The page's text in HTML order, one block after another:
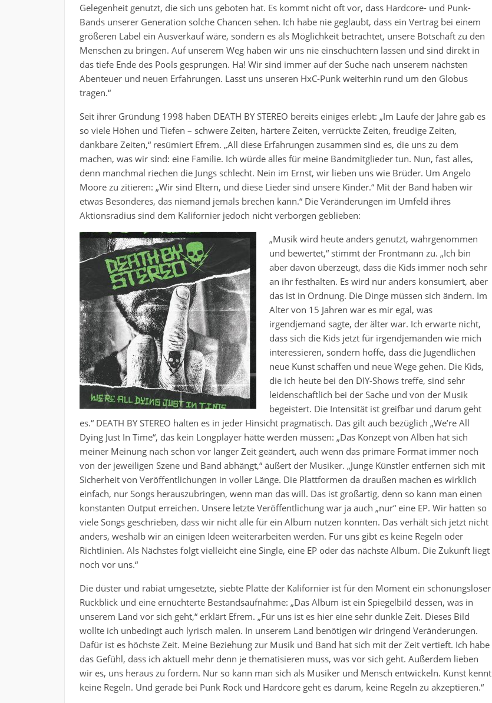
Gelegenheit genutzt, die sich uns geboten hat. Es kommt nicht oft vor, dass Hardcore- und Punk-
Bands unserer Generation solche Chancen sehen. Ich habe nie geglaubt, dass ein Vertrag bei einem
größeren Label ein Ausverkauf wäre, sondern es als Möglichkeit betrachtet, unsere Botschaft zu den
Menschen zu bringen. Auf unserem Weg haben wir uns nie einschüchtern lassen und sind direkt in
das tiefe Ende des Pools gesprungen. Ha! Wir sind immer auf der Suche nach unserem nächsten
Abenteuer und neuen Erfahrungen. Lasst uns unseren HxC-Punk weiterhin rund um den Globus
tragen.“
Seit ihrer Gründung 1998 haben DEATH BY STEREO bereits einiges erlebt: „Im Laufe der Jahre gab es
so viele Höhen und Tiefen – schwere Zeiten, härtere Zeiten, verrückte Zeiten, freudige Zeiten,
dankbare Zeiten,“ resümiert Efrem. „All diese Erfahrungen zusammen sind es, die uns zu dem
machen, was wir sind: eine Familie. Ich würde alles für meine Bandmitglieder tun. Nun, fast alles,
denn manchmal riechen die Jungs schlecht. Nein im Ernst, wir lieben uns wie Brüder. Um Angelo
Moore zu zitieren: „Wir sind Eltern, und diese Lieder sind unsere Kinder.“ Mit der Band haben wir
etwas Besonderes, das niemand jemals brechen kann.“ Die Veränderungen im Umfeld ihres
Aktionsradius sind dem Kalifornier jedoch nicht verborgen geblieben:
„Musik wird heute anders genutzt, wahrgenommen
und bewertet,“ stimmt der Frontmann zu. „Ich bin
aber davon überzeugt, dass die Kids immer noch sehr
an ihr festhalten. Es wird nur anders konsumiert, aber
das ist in Ordnung. Die Dinge müssen sich ändern. Im
Alter von 15 Jahren war es mir egal, was
irgendjemand sagte, der älter war. Ich erwarte nicht,
dass sich die Kids jetzt für irgendjemanden wie mich
interessieren, sondern hoffe, dass die Jugendlichen
neue Kunst schaffen und neue Wege gehen. Die Kids,
die ich heute bei den DIY-Shows treffe, sind sehr
leidenschaftlich bei der Sache und von der Musik
begeistert. Die Intensität ist greifbar und darum geht
es.“ DEATH BY STEREO halten es in jeder Hinsicht pragmatisch. Das gilt auch bezüglich „We’re All
Dying Just In Time“, das kein Longplayer hätte werden müssen: „Das Konzept von Alben hat sich
meiner Meinung nach schon vor langer Zeit geändert, auch wenn das primäre Format immer noch
von der jeweiligen Szene und Band abhängt,“ äußert der Musiker. „Junge Künstler entfernen sich mit
Sicherheit von Veröffentlichungen in voller Länge. Die Plattformen da draußen machen es wirklich
einfach, nur Songs herauszubringen, wenn man das will. Das ist großartig, denn so kann man einen
konstanten Output erreichen. Unsere letzte Veröffentlichung war ja auch „nur“ eine EP. Wir hatten so
viele Songs geschrieben, dass wir nicht alle für ein Album nutzen konnten. Das verhält sich jetzt nicht
anders, weshalb wir an einigen Ideen weiterarbeiten werden. Für uns gibt es keine Regeln oder
Richtlinien. Als Nächstes folgt vielleicht eine Single, eine EP oder das nächste Album. Die Zukunft liegt
noch vor uns.“
Die düster und rabiat umgesetzte, siebte Platte der Kalifornier ist für den Moment ein schonungsloser
Rückblick und eine ernüchterte Bestandsaufnahme: „Das Album ist ein Spiegelbild dessen, was in
unserem Land vor sich geht,“ erklärt Efrem. „Für uns ist es hier eine sehr dunkle Zeit. Dieses Bild
wollte ich unbedingt auch lyrisch malen. In unserem Land benötigen wir dringend Veränderungen.
Dafür ist es höchste Zeit. Meine Beziehung zur Musik und Band hat sich mit der Zeit vertieft. Ich habe
das Gefühl, dass ich aktuell mehr denn je thematisieren muss, was vor sich geht. Außerdem lieben
wir es, uns heraus zu fordern. Nur so kann man sich als Musiker und Mensch entwickeln. Kunst kennt
keine Regeln. Und gerade bei Punk Rock und Hardcore geht es darum, keine Regeln zu akzeptieren.“